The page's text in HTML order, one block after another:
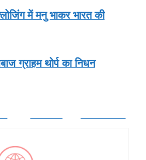
में मनु भाकर भारत की
ग्राहम थोर्प का निधन